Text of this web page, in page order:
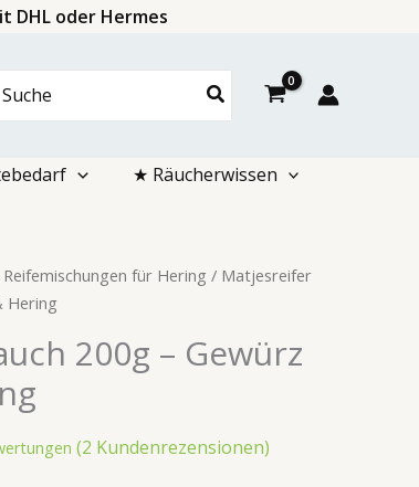
DHL oder Hermes
★ Räucherwissen
für Hering / Matjesreifer
Hering
200g – Gewürz
(2 Kundenrezensionen)